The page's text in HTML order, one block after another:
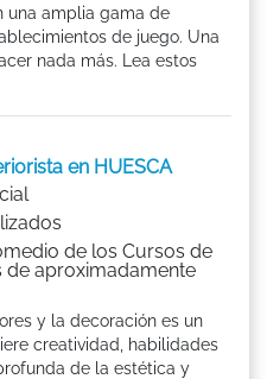
una amplia gama de
de juego. Una
nada más. Lea estos
en HUESCA
de los Cursos de
de aproximadamente
y la decoración es un
creatividad, habilidades
de la estética y